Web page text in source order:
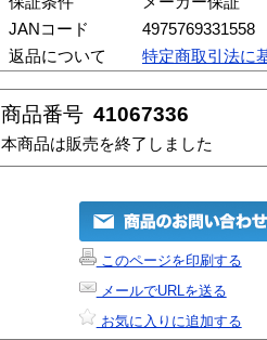
JANコード
4975769331558
返品について
特定商取引法に
商品番号 41067336
本商品は販売を終了しました
このページを印刷する
メールでURLを送る
お気に入りに追加する